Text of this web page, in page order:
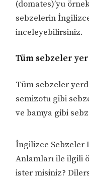
(domates)’yu
sebzelerin
inceleyebilirsiniz.
Tüm sebzeler
Tüm sebzeler
semizotu gibi
ve bamya gibi
İngilizce Sebzeler
Anlamları ile ilgili
ister misiniz?